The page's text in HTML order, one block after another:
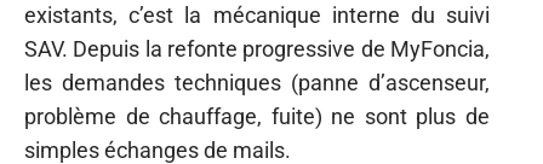
existants, c’est la mécanique interne du suivi
SAV. Depuis la refonte progressive de MyFoncia,
les demandes techniques (panne d’ascenseur,
problème de chauffage, fuite) ne sont plus de
simples échanges de mails.